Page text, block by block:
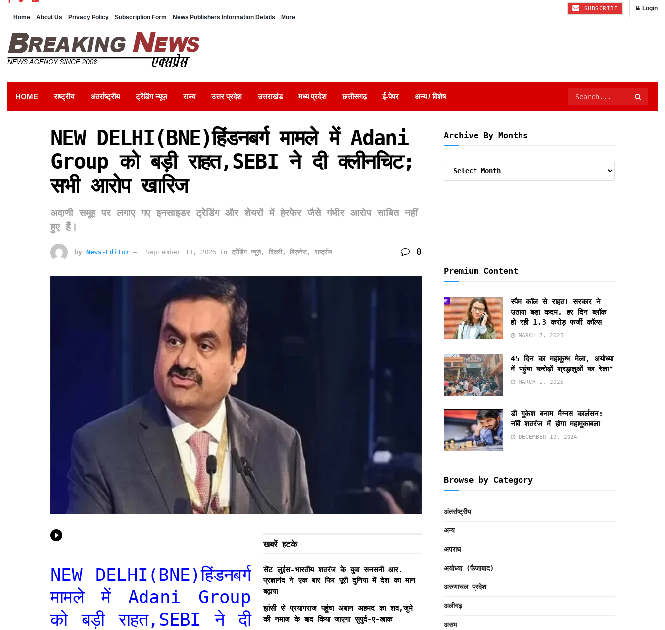
Home About Us Privacy Policy Subscription Form News Publishers Information Details More
SUBSCRIBE Login
HOME राष्ट्रीय अंतर्राष्ट्रीय ट्रेंडिंग न्यूज़ राज्य उत्तर प्रदेश उत्तराखंड मध्य प्रदेश छत्तीसगढ़ ई-पेपर अन्य / विशेष
NEW DELHI(BNE)हिंडनबर्ग मामले में Adani
Group को बड़ी राहत,SEBI ने दी क्लीनचिट;
सभी आरोप खारिज
अदाणी समूह पर लगाए गए इनसाइडर ट्रेडिंग और शेयरों में हेरफेर जैसे गंभीर आरोप साबित नहीं
हुए हैं।
by News-Editor September 18, 2025 in ट्रेंडिंग न्यूज़, दिल्ली, बिज़नेस, राष्ट्रीय 0
खबरें हटके
सेंट लुईस-भारतीय शतरंज के युवा सनसनी आर.
प्रज्ञानंद ने एक बार फिर पूरी दुनिया में देश का मान
बढ़ाया
झांसी से प्रयागराज पहुंचा अबान अहमद का शव,जुमे
की नमाज के बाद किया जाएगा सुपुर्द-ए-खाक
NEW DELHI(BNE)हिंडनबर्ग
मामले में Adani Group
को बड़ी राहत,SEBI ने दी
Archive By Months
Premium Content
स्पैम कॉल से राहत! सरकार ने
उठाया बड़ा कदम, हर दिन ब्लॉक
हो रही 1.3 करोड़ फर्जी कॉल्स
MARCH 7, 2025
45 दिन का महाकुम्भ मेला, अयोध्या
में पहुंचा करोड़ों श्रद्धालुओं का रेला*
MARCH 1, 2025
डी गुकेश बनाम मैग्नस कार्लसन:
नॉर्वे शतरंज में होगा महामुकाबला
DECEMBER 19, 2024
Browse by Category
अंतर्राष्ट्रीय
अन्य
अपराध
अयोध्या (फैजाबाद)
अरुणाचल प्रदेश
अलीगढ़
असम